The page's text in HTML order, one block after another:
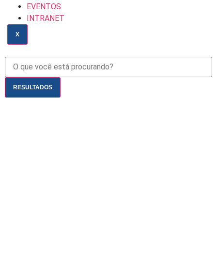
EVENTOS
INTRANET
X
RESULTADOS